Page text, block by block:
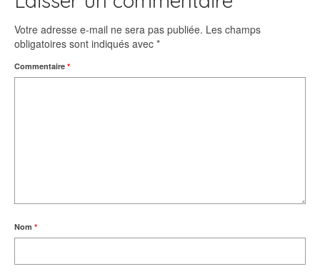
Votre adresse e-mail ne sera pas publiée. Les champs
obligatoires sont indiqués avec *
Commentaire *
Nom *